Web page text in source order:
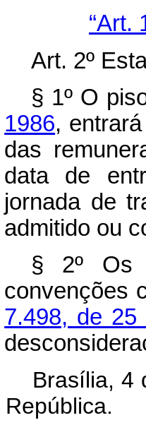
“Art.
Art. 2º
§ 1º O
1986,
das
data de
jornada de
admitido ou
§ 2º Os
convenções
7.498, de
Brasília, 4
República.